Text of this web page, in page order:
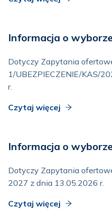
Informacja o
Dotyczy Zapytania
1/UBEZPIECZENIE/KAS/
r.
Czytaj więcej
Informacja o
Dotyczy Zapytania
2027 z dnia 13.05.2026 r.
Czytaj więcej